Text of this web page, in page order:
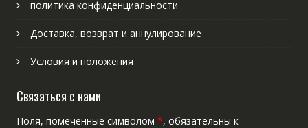
политика конфиденциальности
Доставка, возврат и аннулирование
Условия и положения
Связаться с нами
Поля, помеченные символом *, обязательны к